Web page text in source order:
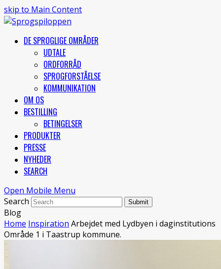
skip to Main Content
DE SPROGLIGE OMRÅDER
UDTALE
ORDFORRÅD
SPROGFORSTÅELSE
KOMMUNIKATION
OM OS
BESTILLING
BETINGELSER
PRODUKTER
PRESSE
NYHEDER
SEARCH
Open Mobile Menu
Search
Submit
Blog
Home Inspiration Arbejdet med Lydbyen i daginstitutions
Område 1 i Taastrup kommune.